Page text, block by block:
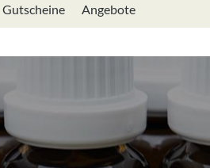
Gutscheine Angebote